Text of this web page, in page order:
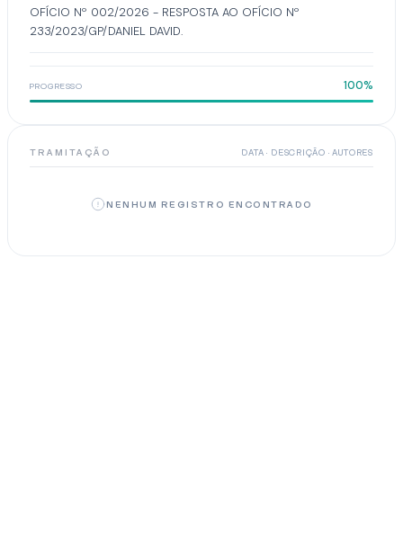
OFÍCIO Nº 002/2026 - RESPOSTA AO OFÍCIO Nº
233/2023/GP/DANIEL DAVID.
PROGRESSO 100%
TRAMITAÇÃO DATA · DESCRIÇÃO · AUTORES
NENHUM REGISTRO ENCONTRADO